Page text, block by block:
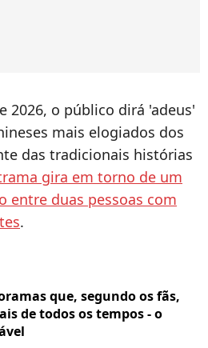
2026, o público dirá 'adeus'
mais elogiados dos
das tradicionais histórias
gira em torno de um
entre duas pessoas com
.
que, segundo os fãs,
de todos os tempos - o